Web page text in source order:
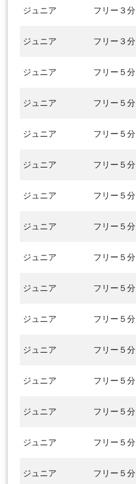
ジュニア フリー３分
ジュニア フリー３分
ジュニア フリー５分
ジュニア フリー５分
ジュニア フリー５分
ジュニア フリー５分
ジュニア フリー５分
ジュニア フリー５分
ジュニア フリー５分
ジュニア フリー５分
ジュニア フリー５分
ジュニア フリー５分
ジュニア フリー５分
ジュニア フリー５分
ジュニア フリー５分
ジュニア フリー５分